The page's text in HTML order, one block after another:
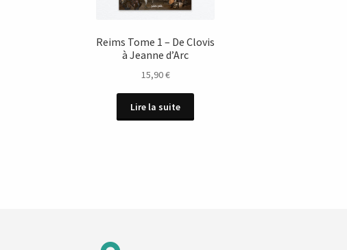
Reims Tome 1 – De Clovis
à Jeanne d’Arc
15,90€
Lire la suite